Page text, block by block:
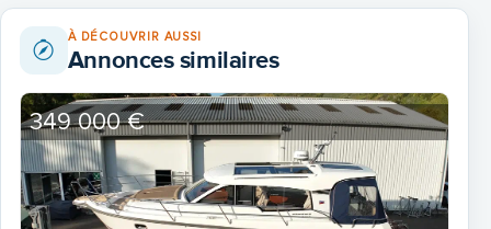
Fernbedienung für Bug-und Heckschraube, Bug- und
Heckankerwinde
Fäkalienentleerung elektrisch (Nicht für CH und BSO)
À DÉCOUVRIR AUSSI
Annonces similaires
349 000 €